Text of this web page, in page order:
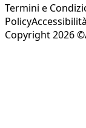
Termini e
PolicyAccessibilità
Copyright 2026